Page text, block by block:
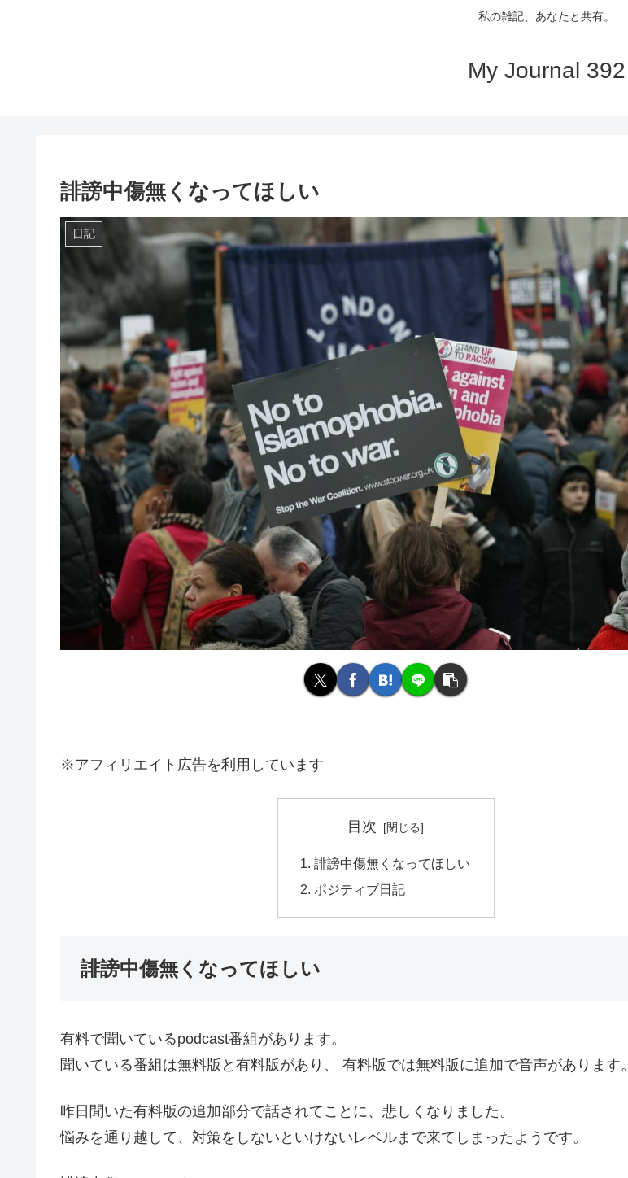
私の雑記、あなたと共有。
My Journal 392
誹謗中傷無くなってほしい
日記
※アフィリエイト広告を利用しています
目次
誹謗中傷無くなってほしい
ポジティブ日記
誹謗中傷無くなってほしい
有料で聞いているpodcast番組があります。
聞いている番組は無料版と有料版があり、 有料版では無料版に追加で音声があります。
昨日聞いた有料版の追加部分で話されてことに、悲しくなりました。
悩みを通り越して、対策をしないといけないレベルまで来てしまったようです。